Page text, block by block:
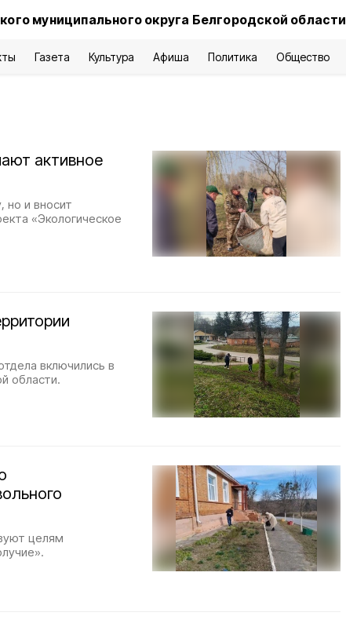
муниципального округа Белгородской области
Газета Культура Афиша Политика Общество
активное
но и вносит
«Экологическое
включились в
области.
целям